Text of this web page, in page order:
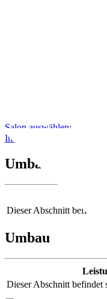
Salon auswählen:
Impressum
Umbau
Dieser Abschnitt befindet
Umbau
Dieser Abschnitt befindet